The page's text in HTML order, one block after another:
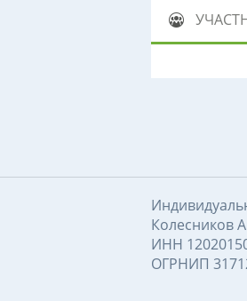
Колесников
ИНН
ОГРНИП